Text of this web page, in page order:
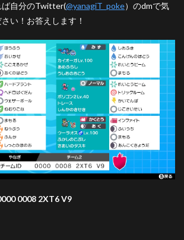
ば自分のTwitter(@yanagiT_poke）のdmで気
い！お答えします！
0008 2XT6 V9